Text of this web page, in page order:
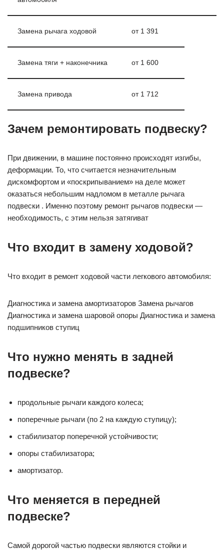
Замена рычага ходовой от 1 391
Замена тяги + наконечника от 1 600
Замена привода от 1 712
Зачем ремонтировать подвеску?
При движении, в машине постоянно происходят изгибы,
деформации. То, что считается незначительным
дискомфортом и «поскрипыванием» на деле может
оказаться небольшим надломом в металле рычага
подвески . Именно поэтому ремонт рычагов подвески —
необходимость, с этим нельзя затягиват
Что входит в замену ходовой?
Что входит в ремонт ходовой части легкового автомобиля:
Диагностика и замена амортизаторов Замена рычагов
Диагностика и замена шаровой опоры Диагностика и замена
подшипников ступиц
Что нужно менять в задней
подвеске?
продольные рычаги каждого колеса;
поперечные рычаги (по 2 на каждую ступицу);
стабилизатор поперечной устойчивости;
опоры стабилизатора;
амортизатор.
Что меняется в передней
подвеске?
Самой дорогой частью подвески являются стойки и